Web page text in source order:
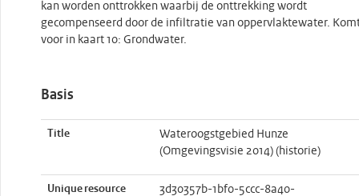
kan worden onttrokken waarbij de onttrekking wordt
gecompenseerd door de infiltratie van oppervlaktewater.
voor in kaart 10: Grondwater.
Basis
Title
Wateroogstgebied Hunze
(Omgevingsvisie 2014) (historie)
Unique resource
3d30357b-1bf0-5ccc-8a40-